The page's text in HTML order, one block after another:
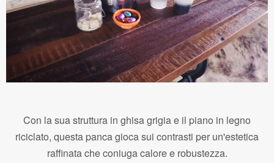
Con la sua struttura in ghisa grigia e il piano in legno
riciclato, questa panca gioca sui contrasti per un'estetica
raffinata che coniuga calore e robustezza.